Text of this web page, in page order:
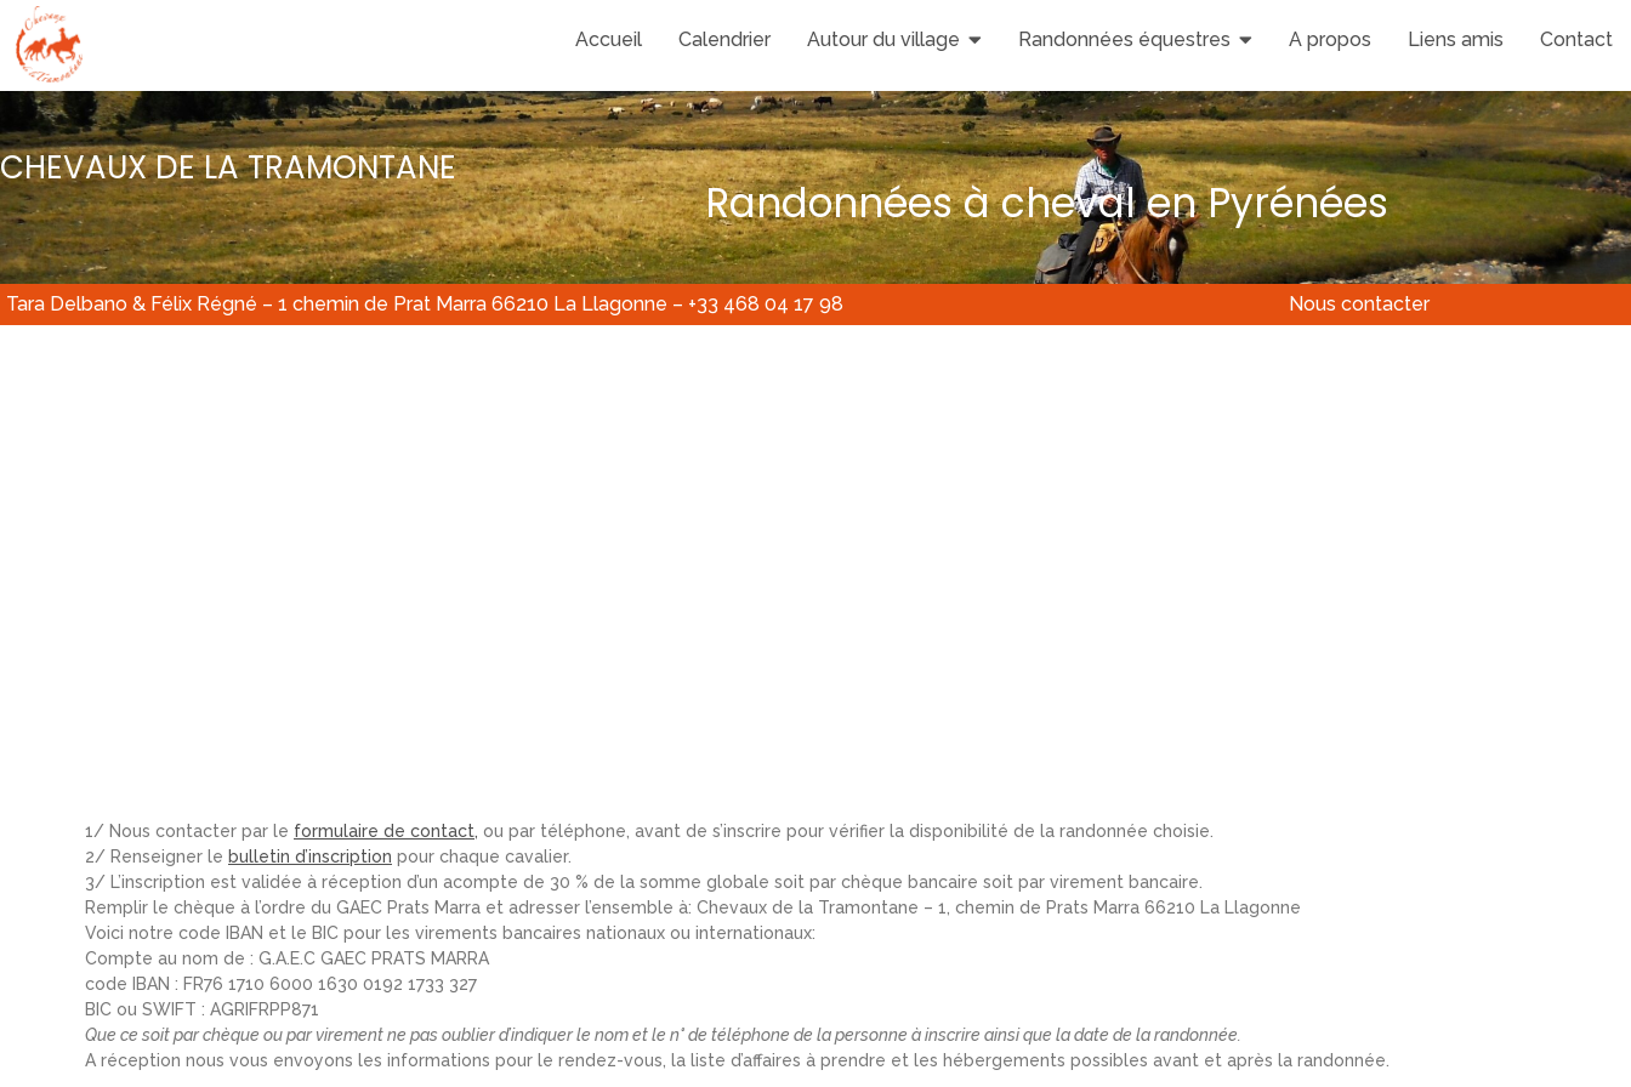
Accueil Calendrier Autour du village Randonnées équestres A propos Liens amis Contact
CHEVAUX DE LA TRAMONTANE
Randonnées à cheval en Pyrénées
Tara Delbano & Félix Régné – 1 chemin de Prat Marra 66210 La Llagonne – +33 468 04 17 98 Nous contacter
1/ Nous contacter par le formulaire de contact, ou par téléphone, avant de s’inscrire pour vérifier la disponibilité de la randonnée choisie.
2/ Renseigner le bulletin d’inscription pour chaque cavalier.
3/ L’inscription est validée à réception d’un acompte de 30 % de la somme globale soit par chèque bancaire soit par virement bancaire.
Remplir le chèque à l’ordre du GAEC Prats Marra et adresser l’ensemble à: Chevaux de la Tramontane – 1, chemin de Prats Marra 66210 La Llagonne
Voici notre code IBAN et le BIC pour les virements bancaires nationaux ou internationaux:
Compte au nom de : G.A.E.C GAEC PRATS MARRA
code IBAN : FR76 1710 6000 1630 0192 1733 327
BIC ou SWIFT : AGRIFRPP871
Que ce soit par chèque ou par virement ne pas oublier d’indiquer le nom et le n° de téléphone de la personne à inscrire ainsi que la date de la randonnée.
A réception nous vous envoyons les informations pour le rendez-vous, la liste d’affaires à prendre et les hébergements possibles avant et après la randonnée.